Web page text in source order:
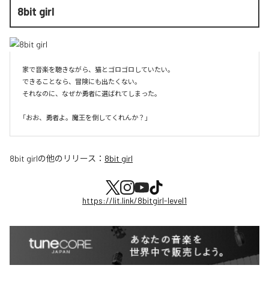
8bit girl
家で音楽を聴きながら、猫とゴロゴロしていたい。
できることなら、冒険にも出たくない。
それなのに、なぜか勇者に選ばれてしまった。
8bit girlの他のリリース： 8bit girl
https://lit.link/8bitgirl-level1